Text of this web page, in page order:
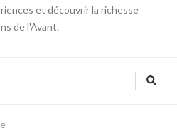
et découvrir la richesse
de l'Avant.